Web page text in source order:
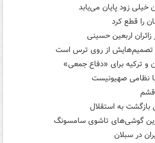
خیلی زود پایان می‌یابد
را قطع کرد
اربعین حسینی
تصمیم‌هایش از روی ترس است
و ترکیه برای «دفاع جمعی»
نظامی صهیونیست
قشم
بازگشت به استقلال
گوشی‌های تاشوی سامسونگ
در سبلان